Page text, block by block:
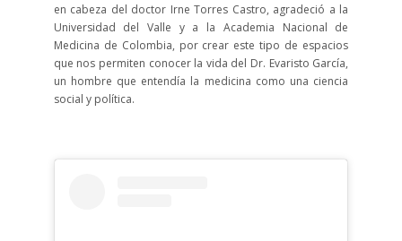
en cabeza del doctor Irne Torres Castro, agradeció a la
Universidad del Valle y a la Academia Nacional de
Medicina de Colombia, por crear este tipo de espacios
que nos permiten conocer la vida del Dr. Evaristo García,
un hombre que entendía la medicina como una ciencia
social y política.